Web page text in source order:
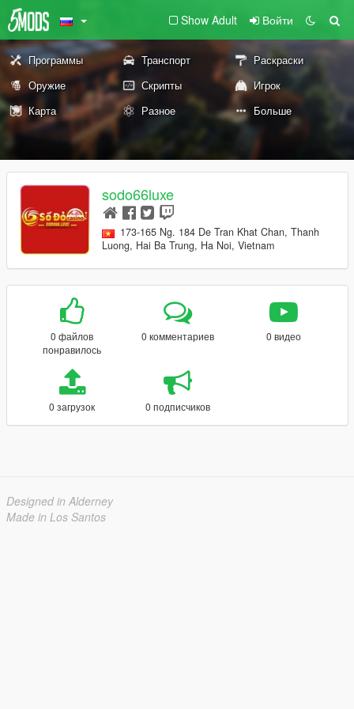
Show Adult Войти
Программы Транспорт
Раскраски
Оружие
Скрипты
Игрок
Карта
Разное Больше
sodo66luxe
173-165 Ng. 184 De Tran Khat Chan, Thanh
Luong, Hai Ba Trung, Ha Noi, Vietnam
0 файлов
понравилось
0 комментариев 0 видео
0 загрузок 0 подписчиков
Designed in Alderney
Made in Los Santos